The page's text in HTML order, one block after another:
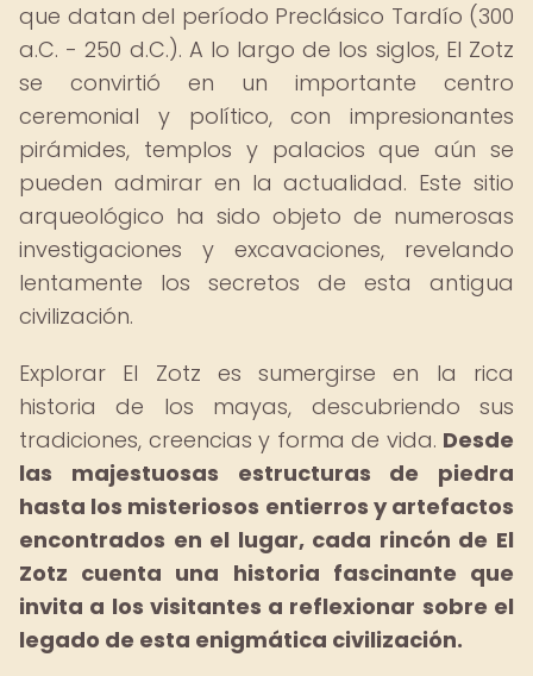
que datan del período Preclásico Tardío (300
a.C. - 250 d.C.). A lo largo de los siglos, El Zotz
se convirtió en un importante centro
ceremonial y político, con impresionantes
pirámides, templos y palacios que aún se
pueden admirar en la actualidad. Este sitio
arqueológico ha sido objeto de numerosas
investigaciones y excavaciones, revelando
lentamente los secretos de esta antigua
civilización.
Explorar El Zotz es sumergirse en la rica
historia de los mayas, descubriendo sus
tradiciones, creencias y forma de vida. Desde
las majestuosas estructuras de piedra
hasta los misteriosos entierros y artefactos
encontrados en el lugar, cada rincón de El
Zotz cuenta una historia fascinante que
invita a los visitantes a reflexionar sobre el
legado de esta enigmática civilización.